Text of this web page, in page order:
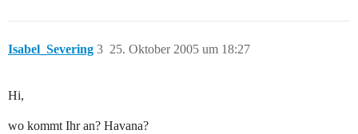
Isabel_Severing 25. Oktober 2005 um 18:27
3
Hi,
wo kommt Ihr an? Havana?